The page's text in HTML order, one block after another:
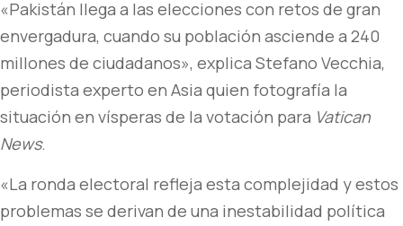
«Pakistán llega a las elecciones con retos de gran
envergadura, cuando su población asciende a 240
millones de ciudadanos», explica Stefano Vecchia,
periodista experto en Asia quien fotografía la
situación en vísperas de la votación para Vatican
News.
«La ronda electoral refleja esta complejidad y estos
problemas se derivan de una inestabilidad política